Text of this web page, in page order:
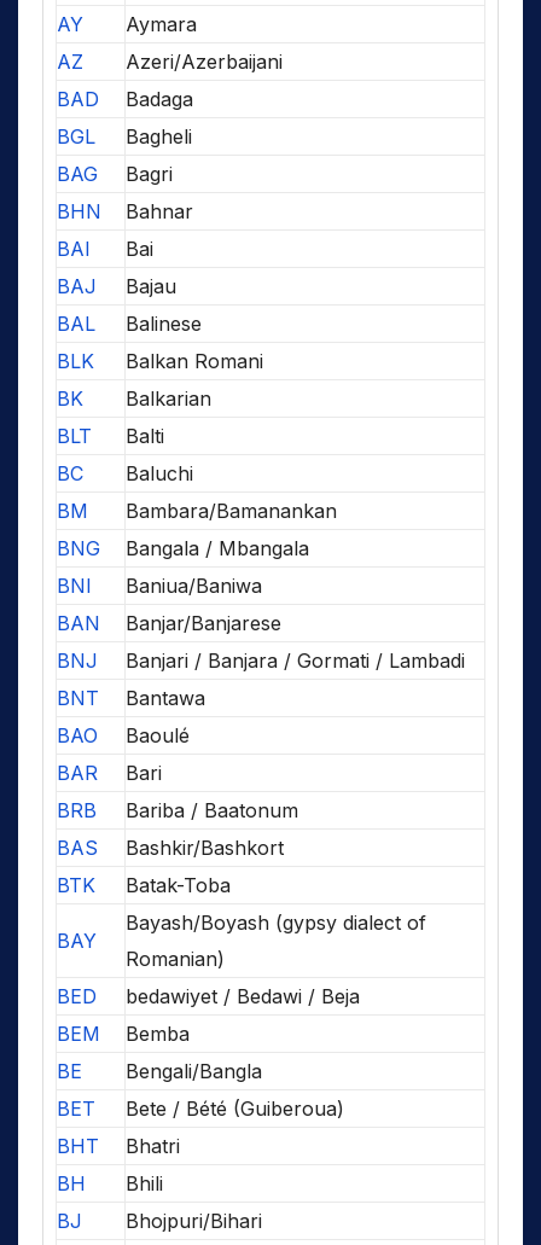
AY
Aymara
AZ
Azeri/Azerbaijani
BAD
Badaga
BGL
Bagheli
BAG
Bagri
BHN
Bahnar
BAI
Bai
BAJ
Bajau
BAL
Balinese
BLK
Balkan Romani
BK
Balkarian
BLT
Balti
BC
Baluchi
BM
Bambara/Bamanankan
BNG
Bangala / Mbangala
BNI
Baniua/Baniwa
BAN
Banjar/Banjarese
BNJ
Banjari / Banjara / Gormati / Lambadi
BNT
Bantawa
BAO
Baoulé
BAR
Bari
BRB
Bariba / Baatonum
BAS
Bashkir/Bashkort
BTK
Batak-Toba
BAY
Bayash/Boyash (gypsy dialect of
Romanian)
BED
bedawiyet / Bedawi / Beja
BEM
Bemba
BE
Bengali/Bangla
BET
Bete / Bété (Guiberoua)
BHT
Bhatri
BH
Bhili
BJ
Bhojpuri/Bihari